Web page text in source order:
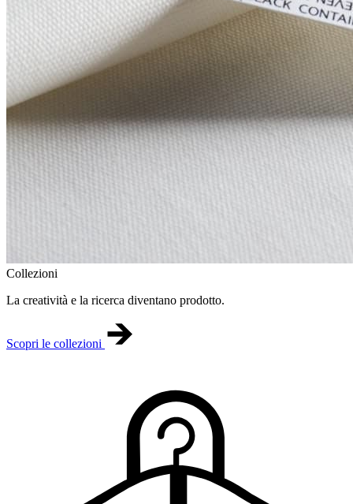
Collezioni
La creatività e la ricerca diventano prodotto.
Scopri le collezioni